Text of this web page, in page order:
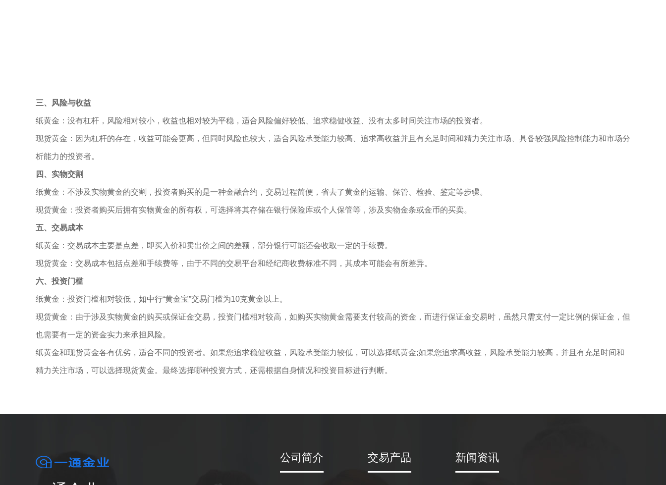
三、风险与收益
纸黄金：没有杠杆，风险相对较小，收益也相对较为平稳，适合风险偏好较低、追求稳健收益、没有太多时间关注市场的投资者。
现货黄金：因为杠杆的存在，收益可能会更高，但同时风险也较大，适合风险承受能力较高、追求高收益并且有充足时间和精力关注市场、具备较强风险控制能力和市场分
析能力的投资者。
四、实物交割
纸黄金：不涉及实物黄金的交割，投资者购买的是一种金融合约，交易过程简便，省去了黄金的运输、保管、检验、鉴定等步骤。
现货黄金：投资者购买后拥有实物黄金的所有权，可选择将其存储在银行保险库或个人保管等，涉及实物金条或金币的买卖。
五、交易成本
纸黄金：交易成本主要是点差，即买入价和卖出价之间的差额，部分银行可能还会收取一定的手续费。
现货黄金：交易成本包括点差和手续费等，由于不同的交易平台和经纪商收费标准不同，其成本可能会有所差异。
六、投资门槛
纸黄金：投资门槛相对较低，如中行“黄金宝”交易门槛为10克黄金以上。
现货黄金：由于涉及实物黄金的购买或保证金交易，投资门槛相对较高，如购买实物黄金需要支付较高的资金，而进行保证金交易时，虽然只需支付一定比例的保证金，但
也需要有一定的资金实力来承担风险。
纸黄金和现货黄金各有优劣，适合不同的投资者。如果您追求稳健收益，风险承受能力较低，可以选择纸黄金;如果您追求高收益，风险承受能力较高，并且有充足时间和
精力关注市场，可以选择现货黄金。最终选择哪种投资方式，还需根据自身情况和投资目标进行判断。
公司简介 交易产品 新闻资讯